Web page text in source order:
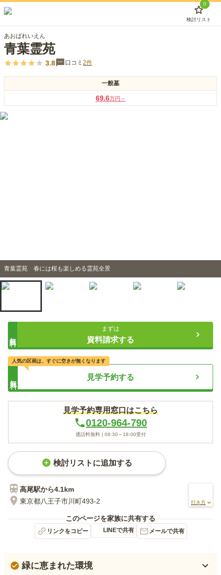
0
検討リスト
あおばれいえん
青葉霊苑
3.8 口コミ 2件
一般墓
69.6万円～
青葉霊苑 春には桜も楽しめる霊苑全景
まずは
資料請求する
見学予約する
人気の区画は、すぐに空きが無くなります
見学予約専用窓口はこちら
0120-964-790
通話料無料 | 09:30～18:00受付
検討リストに追加する
高尾駅から4.1km
東京都八王子市川町493-2
行き方
このページを家族に共有する
リンクをコピー LINEで共有 メールで共有
緑に恵まれた環境